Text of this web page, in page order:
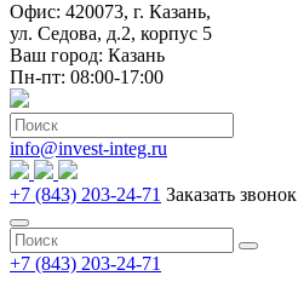
Офис: 420073, г. Казань,
ул. Седова, д.2, корпус 5
Ваш город: Казань
Пн-пт: 08:00-17:00
info@invest-integ.ru
+7 (843) 203-24-71 Заказать звонок
+7 (843) 203-24-71